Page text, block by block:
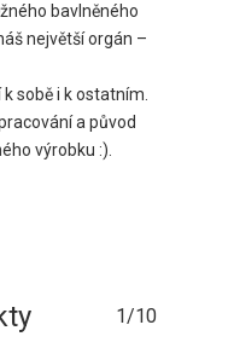
bavlněného
největší orgán –
sobě i k ostatním.
a původ
výrobku :).
1/10